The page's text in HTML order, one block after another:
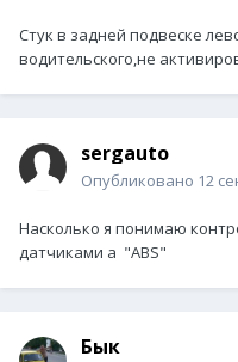
Стук в задней подвеске
водительского,не
sergauto
Опубликовано 12
Насколько я понимаю
датчиками а "АВS"
Бык